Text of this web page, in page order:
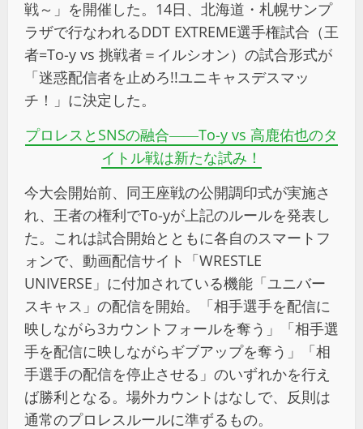
戦～」を開催した。14日、北海道・札幌サンプ
ラザで行なわれるDDT EXTREME選手権試合（王
者=To-y vs 挑戦者＝イルシオン）の試合形式が
「迷惑配信者を止めろ!!ユニキャスデスマッ
チ！」に決定した。
プロレスとSNSの融合――To-y vs 高鹿佑也のタ
イトル戦は新たな試み！
今大会開始前、同王座戦の公開調印式が実施さ
れ、王者の権利でTo-yが上記のルールを発表し
た。これは試合開始とともに各自のスマートフ
ォンで、動画配信サイト「WRESTLE
UNIVERSE」に付加されている機能「ユニバー
スキャス」の配信を開始。「相手選手を配信に
映しながら3カウントフォールを奪う」「相手選
手を配信に映しながらギブアップを奪う」「相
手選手の配信を停止させる」のいずれかを行え
ば勝利となる。場外カウントはなしで、反則は
通常のプロレスルールに準ずるもの。